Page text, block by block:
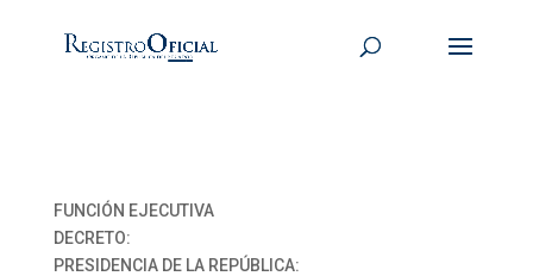
FUNCIÓN EJECUTIVA
DECRETO:
PRESIDENCIA DE LA REPÚBLICA: